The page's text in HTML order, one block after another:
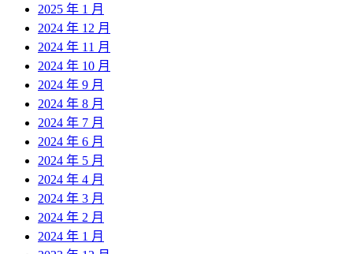
2025 年 1 月
2024 年 12 月
2024 年 11 月
2024 年 10 月
2024 年 9 月
2024 年 8 月
2024 年 7 月
2024 年 6 月
2024 年 5 月
2024 年 4 月
2024 年 3 月
2024 年 2 月
2024 年 1 月